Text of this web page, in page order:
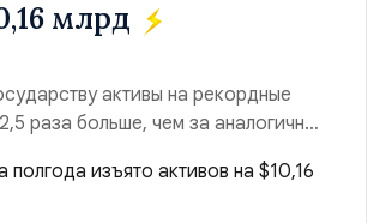
млрд
активы на рекордные
раза больше, чем за аналогичный
15 национализационных
объёма всего российского рынка